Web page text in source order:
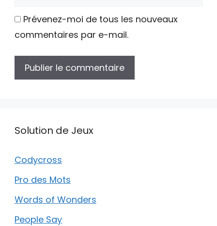
Prévenez-moi de tous les nouveaux
commentaires par e-mail.
Solution de Jeux
Codycross
Pro des Mots
Words of Wonders
People Say